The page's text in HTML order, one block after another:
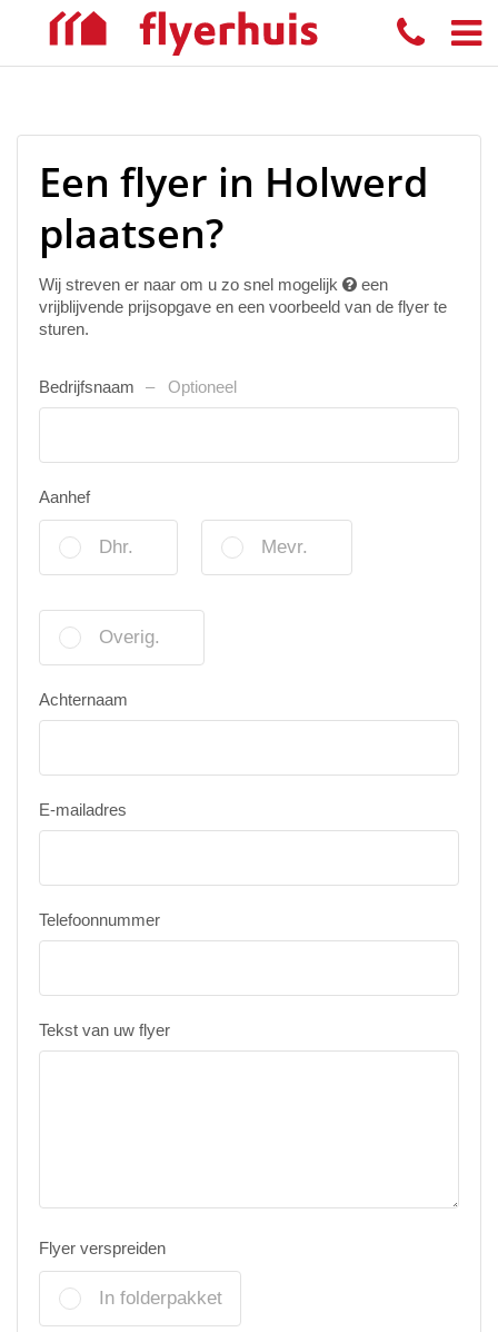
Een flyer in Holwerd
plaatsen?
Wij streven er naar om u zo snel mogelijk
een
vrijblijvende prijsopgave en een voorbeeld van de flyer te
sturen.
Bedrijfsnaam Optioneel
Aanhef
Dhr. Mevr.
Overig.
Achternaam
E-mailadres
Telefoonnummer
Tekst van uw flyer
Flyer verspreiden
In folderpakket